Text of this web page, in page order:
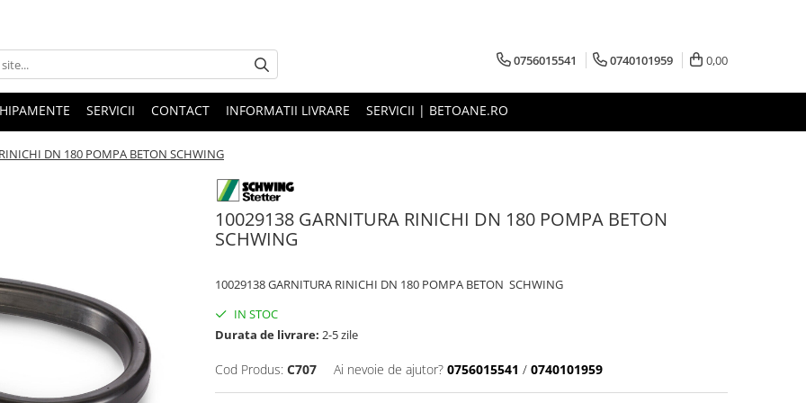
0756015541 0740101959 0,00
SERVICII CONTACT INFORMATII LIVRARE SERVICII | BETOANE.RO
DN 180 POMPA BETON SCHWING
10029138 GARNITURA RINICHI DN 180 POMPA BETON
SCHWING
10029138 GARNITURA RINICHI DN 180 POMPA BETON SCHWING
IN STOC
Durata de livrare: 2-5 zile
Cod Produs: C707 Ai nevoie de ajutor? 0756015541 / 0740101959